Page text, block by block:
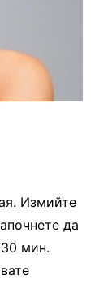
Измийте
да
мин.